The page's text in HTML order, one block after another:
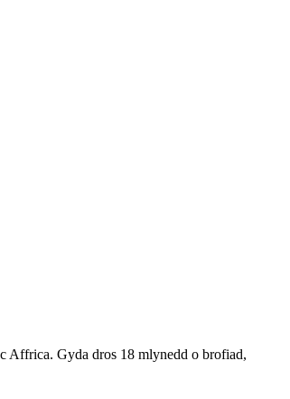
Affrica. Gyda dros 18 mlynedd o brofiad,